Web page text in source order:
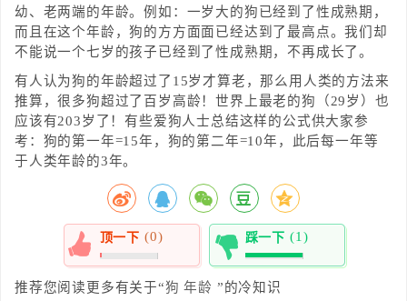
幼、老两端的年龄。例如：一岁大的狗已经到了性成熟期，
而且在这个年龄，狗的方方面面已经达到了最高点。我们却
不能说一个七岁的孩子已经到了性成熟期，不再成长了。
有人认为狗的年龄超过了15岁才算老，那么用人类的方法来
推算，很多狗超过了百岁高龄！世界上最老的狗（29岁）也
应该有203岁了！有些爱狗人士总结这样的公式供大家参
考：狗的第一年=15年，狗的第二年=10年，此后每一年等
于人类年龄的3年。
顶一下 (0)
0%
踩一下 (1)
100%
推荐您阅读更多有关于“狗 年龄 ”的冷知识